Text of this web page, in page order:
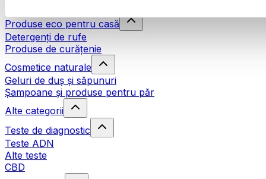
Produse eco pentru casă
Detergenți de rufe
Produse de curățenie
Cosmetice naturale
Geluri de duș și săpunuri
Șampoane și produse pentru păr
Alte categorii
Teste de diagnostic
Teste ADN
Alte teste
CBD